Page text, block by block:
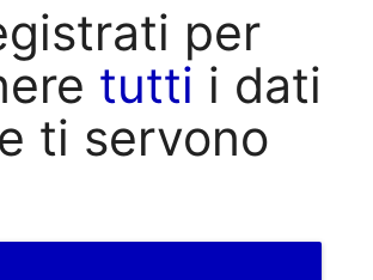
per
tutti i dati
ti servono